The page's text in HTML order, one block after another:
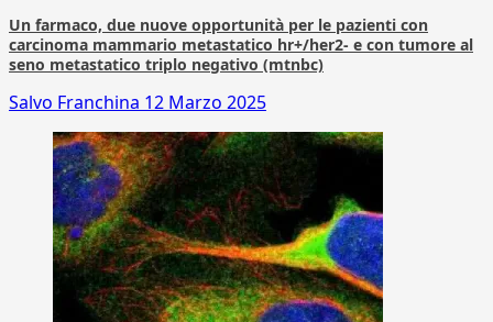
Un farmaco, due nuove opportunità per le pazienti con
carcinoma mammario metastatico hr+/her2- e con tumore al
seno metastatico triplo negativo (mtnbc)
Salvo Franchina 12 Marzo 2025